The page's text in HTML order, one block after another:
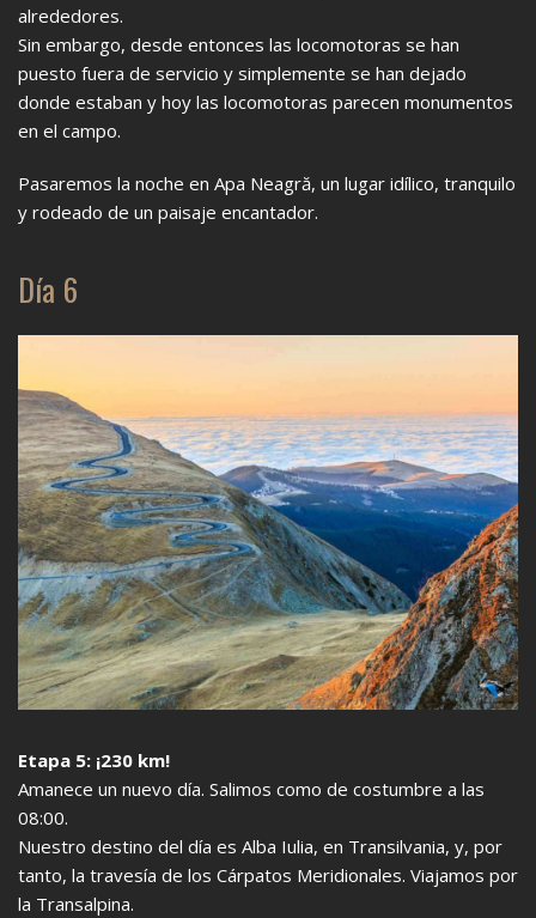
alrededores.
Sin embargo, desde entonces las locomotoras se han
puesto fuera de servicio y simplemente se han dejado
donde estaban y hoy las locomotoras parecen monumentos
en el campo.
Pasaremos la noche en Apa Neagră, un lugar idílico, tranquilo
y rodeado de un paisaje encantador.
Día 6
Etapa 5: ¡230 km!
Amanece un nuevo día. Salimos como de costumbre a las
08:00.
Nuestro destino del día es Alba Iulia, en Transilvania, y, por
tanto, la travesía de los Cárpatos Meridionales. Viajamos por
la Transalpina.